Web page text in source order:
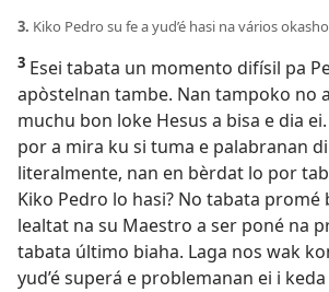
3. Kiko Pedro su fe a yud’é hasi na vários
3 Esei tabata un momento difísil pa
apòstelnan tambe. Nan tampoko no
muchu bon loke Hesus a bisa e dia
por a mira ku si tuma e palabranan
literalmente, nan en bèrdat lo por
Kiko Pedro lo hasi? No tabata promé
lealtat na su Maestro a ser poné na
tabata último biaha. Laga nos wak
yud’é superá e problemanan ei i keda